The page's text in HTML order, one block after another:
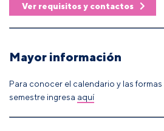
Ver requisitos y contactos
Mayor información
Para conocer el calendario y las
semestre ingresa aquí